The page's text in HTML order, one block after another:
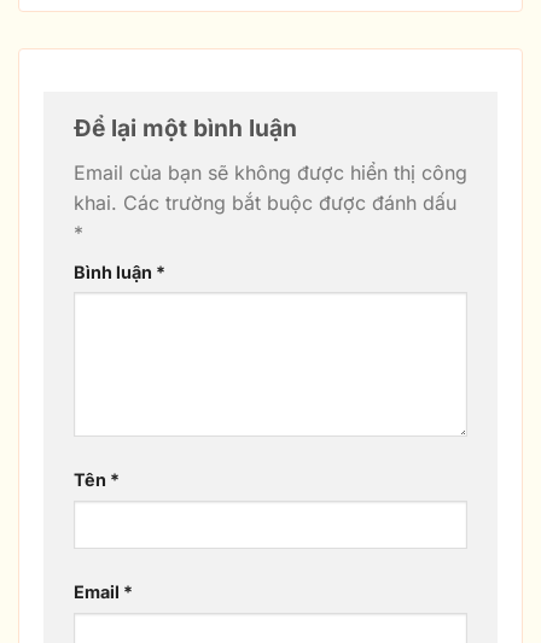
Để lại một bình luận
Email của bạn sẽ không được hiển thị công
khai. Các trường bắt buộc được đánh dấu
*
Bình luận *
Tên *
Email *